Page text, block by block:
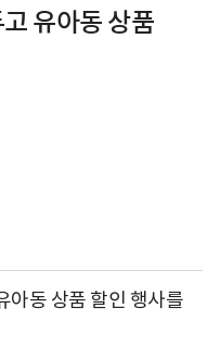
유아동 상품
아동 상품 할인 행사를